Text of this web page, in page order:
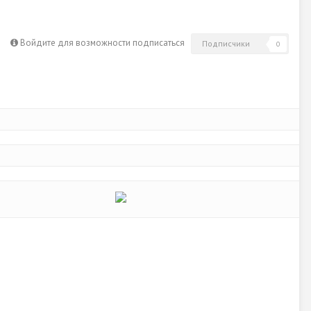
Войдите для возможности подписаться Подписчики 0